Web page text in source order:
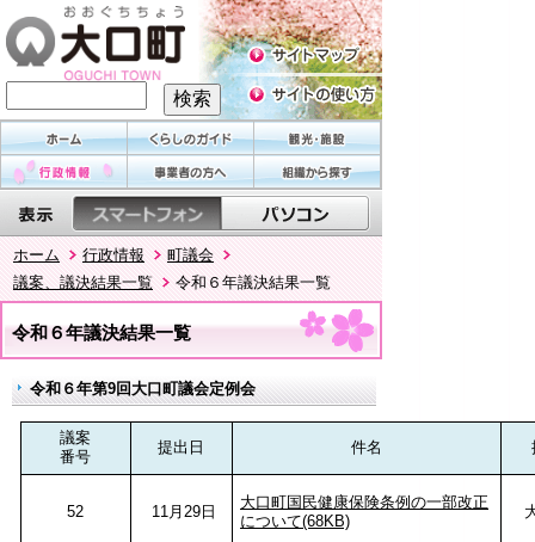
ホーム 行政情報
町議会
議案、議決結果一覧
令和６年議決結果一覧
令和６年議決結果一覧
令和６年第9回大口町議会定例会
議案
番号
提出日 件名
52 11月29日
大口町国民健康保険条例の一部改正
について(68KB)